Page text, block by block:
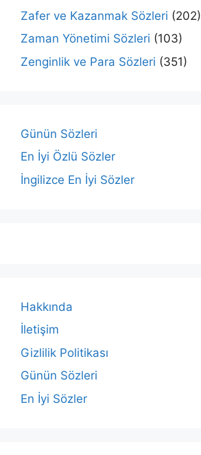
Zafer ve Kazanmak Sözleri (202)
Zaman Yönetimi Sözleri (103)
Zenginlik ve Para Sözleri (351)
Günün Sözleri
En İyi Özlü Sözler
İngilizce En İyi Sözler
Hakkında
İletişim
Gizlilik Politikası
Günün Sözleri
En İyi Sözler